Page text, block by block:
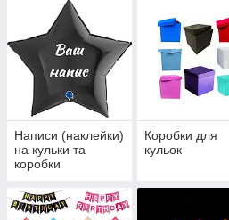
Написи (наклейки)
на кульки та
коробки
Коробки для
кульок